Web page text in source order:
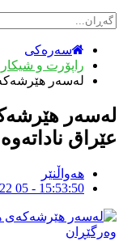
سەرەکی
راپۆرت و
له‌سه‌ر
له‌سه‌ر
عێراق ناداته‌وه‌
هەواڵنێر
05 - 15:53:50
وەرگێڕان